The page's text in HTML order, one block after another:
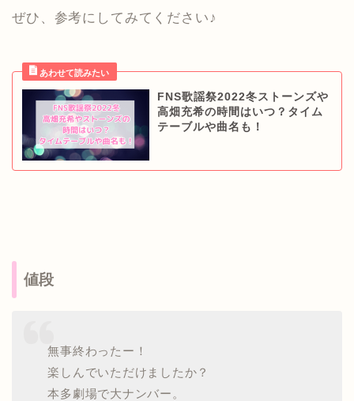
ぜひ、参考にしてみてください♪
FNS歌謡祭2022冬ストーンズや
高畑充希の時間はいつ？タイム
テーブルや曲名も！
値段
無事終わったー！
楽しんでいただけましたか？
本多劇場で大ナンバー。